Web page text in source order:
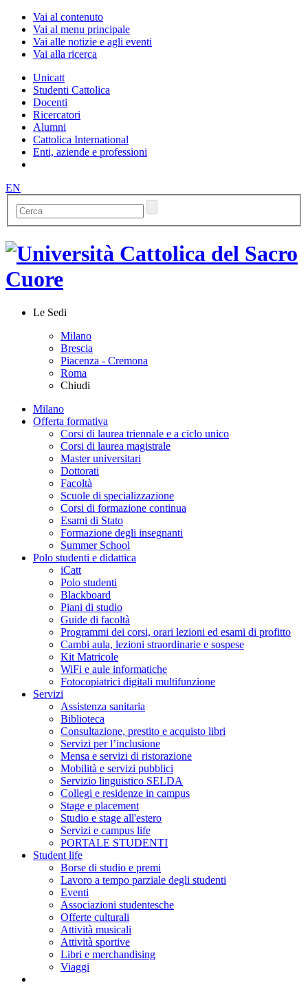
Vai al contenuto
Vai al menu principale
Vai alle notizie e agli eventi
Vai alla ricerca
Unicatt
Studenti Cattolica
Docenti
Ricercatori
Alumni
Cattolica International
Enti, aziende e professioni
EN
Le Sedi
Milano
Brescia
Piacenza - Cremona
Roma
Chiudi
Milano
Offerta formativa
Corsi di laurea triennale e a ciclo unico
Corsi di laurea magistrale
Master universitari
Dottorati
Facoltà
Scuole di specializzazione
Corsi di formazione continua
Esami di Stato
Formazione degli insegnanti
Summer School
Polo studenti e didattica
iCatt
Polo studenti
Blackboard
Piani di studio
Guide di facoltà
Programmi dei corsi, orari lezioni ed esami di profitto
Cambi aula, lezioni straordinarie e sospese
Kit Matricole
WiFi e aule informatiche
Fotocopiatrici digitali multifunzione
Servizi
Assistenza sanitaria
Biblioteca
Consultazione, prestito e acquisto libri
Servizi per l’inclusione
Mensa e servizi di ristorazione
Mobilità e servizi pubblici
Servizio linguistico SELDA
Collegi e residenze in campus
Stage e placement
Studio e stage all'estero
Servizi e campus life
PORTALE STUDENTI
Student life
Borse di studio e premi
Lavoro a tempo parziale degli studenti
Eventi
Associazioni studentesche
Offerte culturali
Attività musicali
Attività sportive
Libri e merchandising
Viaggi